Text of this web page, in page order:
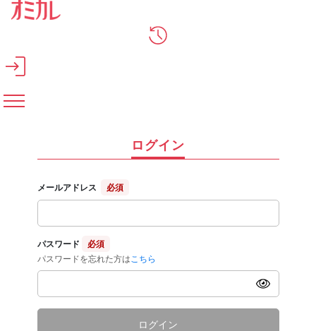
メインコンテンツへスキップ
ログイン
メールアドレス 必須
パスワード
必須
パスワードを忘れた方は こちら
ログイン